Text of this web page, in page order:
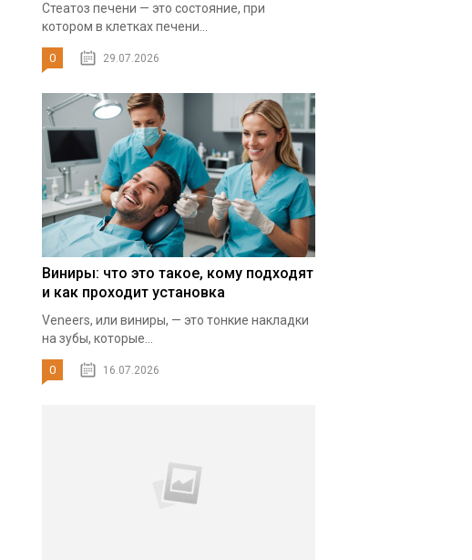
Стеатоз печени — это состояние, при
котором в клетках печени...
0 29.07.2026
Виниры: что это такое, кому подходят
и как проходит установка
Veneers, или виниры, — это тонкие накладки
на зубы, которые...
0 16.07.2026